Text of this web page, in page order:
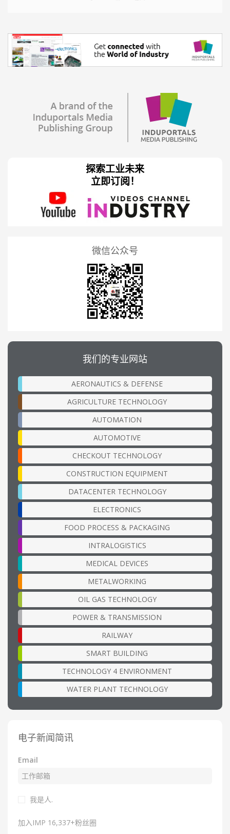
探索工业未来
立即订阅！
微信公众号
我们的专业网站
AERONAUTICS & DEFENSE
AGRICULTURE TECHNOLOGY
AUTOMATION
AUTOMOTIVE
CHECKOUT TECHNOLOGY
CONSTRUCTION EQUIPMENT
DATACENTER TECHNOLOGY
ELECTRONICS
FOOD PROCESS & PACKAGING
INTRALOGISTICS
MEDICAL DEVICES
METALWORKING
OIL GAS TECHNOLOGY
POWER & TRANSMISSION
RAILWAY
SMART BUILDING
TECHNOLOGY 4 ENVIRONMENT
WATER PLANT TECHNOLOGY
电子新闻简讯
Email
我是人.
加入IMP 16,337+粉丝圈